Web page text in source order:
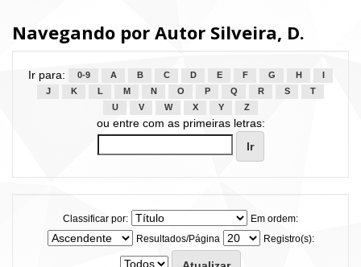
Navegando por Autor Silveira, D.
Ir para: 0-9 A B C D E F G H
J
K L M N O P Q R S
T
U
V W X Y Z
ou entre com as primeiras letras:
Classificar por:
Em ordem:
Resultados/Página
Registro(s):